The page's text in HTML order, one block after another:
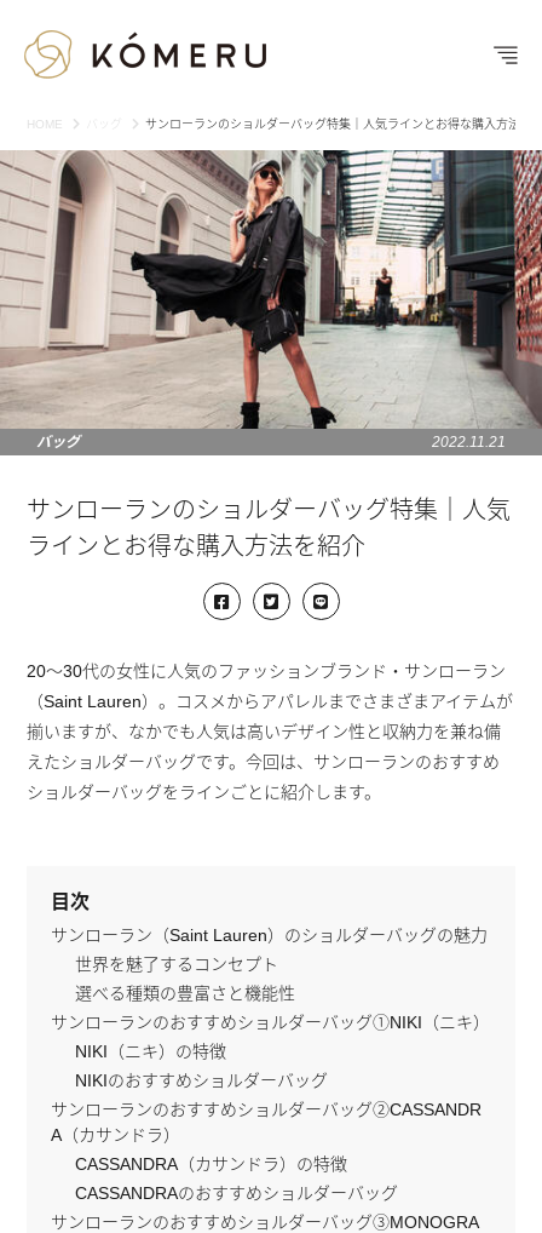
HOME サンローランのショルダーバッグ特集｜人気ラインとお得な購入方法を
バッグ 2022.11.21
サンローランのショルダーバッグ特集｜人気
ラインとお得な購入方法を紹介
20〜30代の女性に人気のファッションブランド・サンローラン
（Saint Lauren）。コスメからアパレルまでさまざまアイテムが
揃いますが、なかでも人気は高いデザイン性と収納力を兼ね備
えたショルダーバッグです。今回は、サンローランのおすすめ
ショルダーバッグをラインごとに紹介します。
目次
サンローラン（Saint Lauren）のショルダーバッグの魅力
世界を魅了するコンセプト
選べる種類の豊富さと機能性
サンローランのおすすめショルダーバッグ①NIKI（ニキ）
NIKI（ニキ）の特徴
NIKIのおすすめショルダーバッグ
サンローランのおすすめショルダーバッグ②CASSANDR
A（カサンドラ）
CASSANDRA（カサンドラ）の特徴
CASSANDRAのおすすめショルダーバッグ
サンローランのおすすめショルダーバッグ③MONOGRA